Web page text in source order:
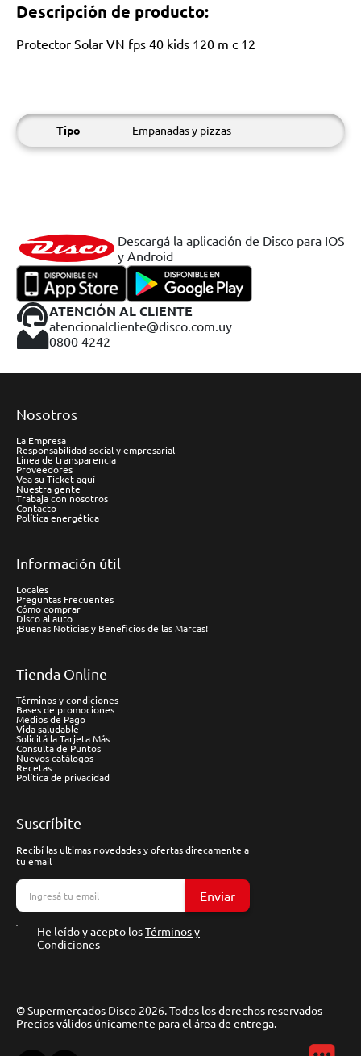
Descripción de producto:
Protector Solar VN fps 40 kids 120 m c 12
Tipo Empanadas y pizzas
Descargá la aplicación de Disco para IOS
y Android
ATENCIÓN AL CLIENTE
atencionalcliente@disco.com.uy
0800 4242
Nosotros
La Empresa
Responsabilidad social y empresarial
Línea de transparencia
Proveedores
Vea su Ticket aquí
Nuestra gente
Trabaja con nosotros
Contacto
Política energética
Información útil
Locales
Preguntas Frecuentes
Cómo comprar
Disco al auto
¡Buenas Noticias y Beneficios de las Marcas!
Tienda Online
Términos y condiciones
Bases de promociones
Medios de Pago
Vida saludable
Solicitá la Tarjeta Más
Consulta de Puntos
Nuevos catálogos
Recetas
Política de privacidad
Suscríbite
Recibí las ultimas novedades y ofertas direcamente a
tu email
Enviar
He leído y acepto losTérminos y
Condiciones
© Supermercados Disco 2026. Todos los derechos reservados
Precios válidos únicamente para el área de entrega.